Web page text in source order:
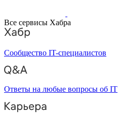
Все сервисы Хабра
Сообщество IT-специалистов
Ответы на любые вопросы об IT